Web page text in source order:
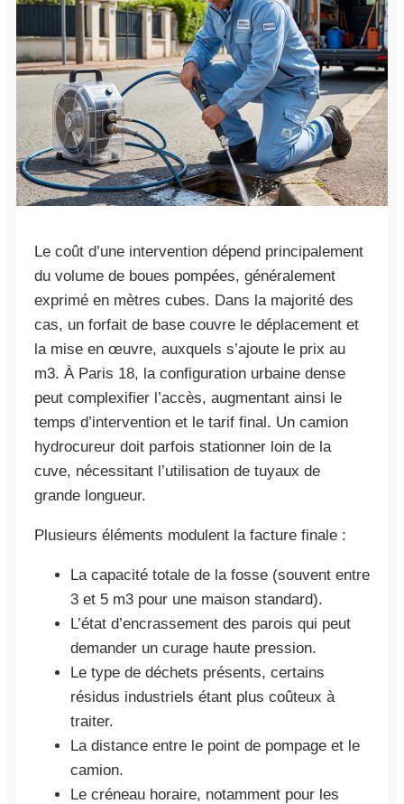
Le coût d’une intervention dépend principalement
du volume de boues pompées, généralement
exprimé en mètres cubes. Dans la majorité des
cas, un forfait de base couvre le déplacement et
la mise en œuvre, auxquels s’ajoute le prix au
m3. À Paris 18, la configuration urbaine dense
peut complexifier l’accès, augmentant ainsi le
temps d’intervention et le tarif final. Un camion
hydrocureur doit parfois stationner loin de la
cuve, nécessitant l’utilisation de tuyaux de
grande longueur.
Plusieurs éléments modulent la facture finale :
La capacité totale de la fosse (souvent entre
3 et 5 m3 pour une maison standard).
L’état d’encrassement des parois qui peut
demander un curage haute pression.
Le type de déchets présents, certains
résidus industriels étant plus coûteux à
traiter.
La distance entre le point de pompage et le
camion.
Le créneau horaire, notamment pour les